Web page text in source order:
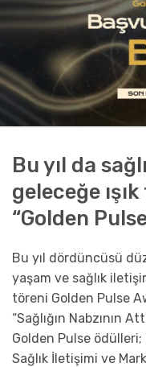
Bu yıl da
geleceğe
“Golden
Bu yıl dördüncüsü
yaşam ve sağlık
töreni Golden Pulse
“Sağlığın Nabzının
Golden Pulse ödülleri;
Sağlık İletişimi ve